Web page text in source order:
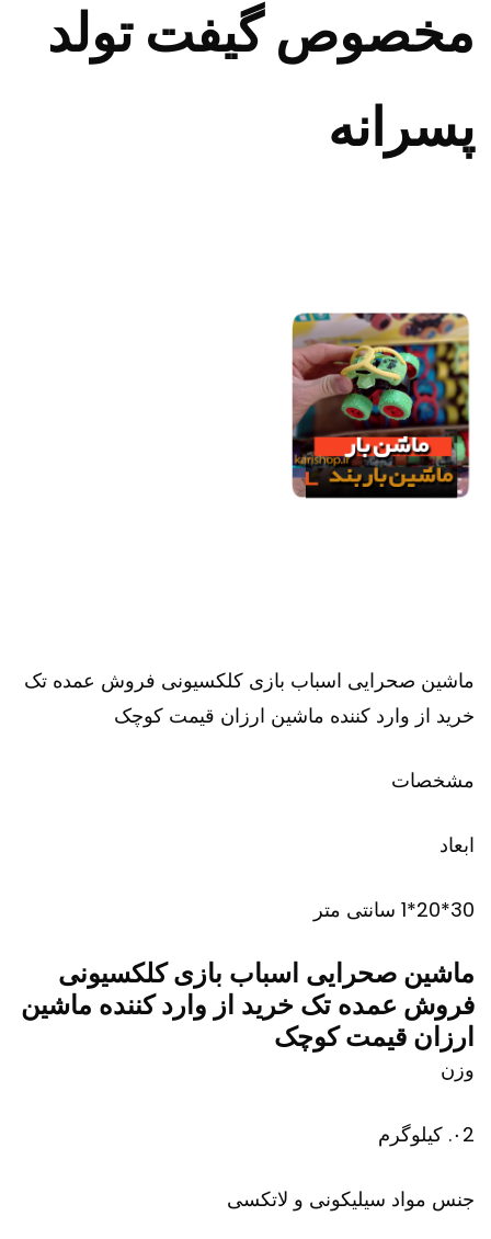
مخصوص گیفت تولد
پسرانه
ماشین صحرایی اسباب بازی کلکسیونی فروش عمده تک
خرید از وارد کننده ماشین ارزان قیمت کوچک
مشخصات
ابعاد
30*20*1 سانتی متر
ماشین صحرایی اسباب بازی کلکسیونی
فروش عمده تک خرید از وارد کننده ماشین
ارزان قیمت کوچک
وزن
۰2. کیلوگرم
جنس مواد سیلیکونی و لاتکسی